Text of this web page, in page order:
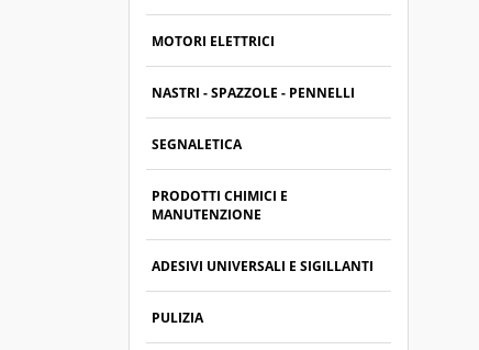
MOTORI ELETTRICI
NASTRI - SPAZZOLE - PENNELLI
SEGNALETICA
PRODOTTI CHIMICI E
MANUTENZIONE
ADESIVI UNIVERSALI E SIGILLANTI
PULIZIA